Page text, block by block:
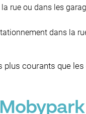
rue ou dans les
dans la
courants que